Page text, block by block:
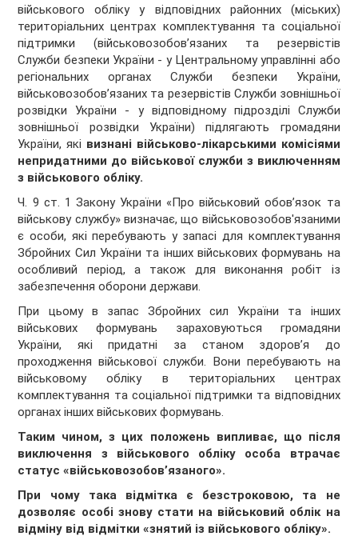
військового обліку у відповідних районних (міських)
територіальних центрах комплектування та соціальної
підтримки (військовозобов’язаних та резервістів
Служби безпеки України - у Центральному управлінні або
регіональних органах Служби безпеки України,
військовозобов’язаних та резервістів Служби зовнішньої
розвідки України - у відповідному підрозділі Служби
зовнішньої розвідки України) підлягають громадяни
України, які визнані військово-лікарськими комісіями
непридатними до військової служби з виключенням
з військового обліку.
Ч. 9 ст. 1 Закону України «Про військовий обов’язок та
військову службу» визначає, що військовозобов'язаними
є особи, які перебувають у запасі для комплектування
Збройних Сил України та інших військових формувань на
особливий період, а також для виконання робіт із
забезпечення оборони держави.
При цьому в запас Збройних сил України та інших
військових формувань зараховуються громадяни
України, які придатні за станом здоров’я до
проходження військової служби. Вони перебувають на
військовому обліку в територіальних центрах
комплектування та соціальної підтримки та відповідних
органах інших військових формувань.
Таким чином, з цих положень випливає, що після
виключення з військового обліку особа втрачає
статус «військовозобов’язаного».
При чому така відмітка є безстроковою, та не
дозволяє особі знову стати на військовий облік на
відміну від відмітки «знятий із військового обліку».